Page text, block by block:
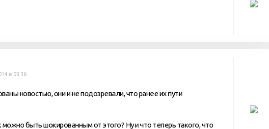
в 09:36
новостью, они и не подозревали, что ранее их пути
можно быть шокированным от этого? Ну и что теперь такого, что